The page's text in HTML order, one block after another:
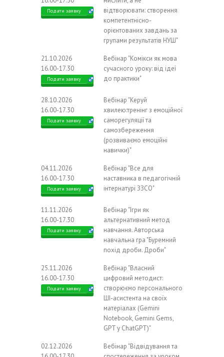
Подати заявку
відтворювати: створення
компетентнісно-
орієнтованих завдань за
групами результатів НУШ"
21.10.2026
16.00-17.30
Подати заявку
Вебінар "Комікси як мова
сучасного уроку: від ідеї
до практики"
28.10.2026
16.00-17.30
Подати заявку
Вебінар "Керуй
хвилею:тренінг з емоційної
саморегуляції та
самозбереження
(розвиваємо емоційні
навички)"
04.11.2026
16.00-17.30
Подати заявку
Вебінар "Все для
наставника в педагогічній
інтернатурі ЗЗСО"
11.11.2026
16.00-17.30
Подати заявку
Вебінар "Ігри як
альтернативний метод
навчання. Авторська
навчальна гра "Буремний
похід дроби. Дроби"
25.11.2026
16.00-17.30
Подати заявку
Вебінар "Власний
цифровий методист:
створюємо персонального
ШІ-асистента на своїх
матеріалах (Gemini
Notebook, Gemini Gems,
GPT у ChatGPT)"
02.12.2026
Вебінар "Відвідування та